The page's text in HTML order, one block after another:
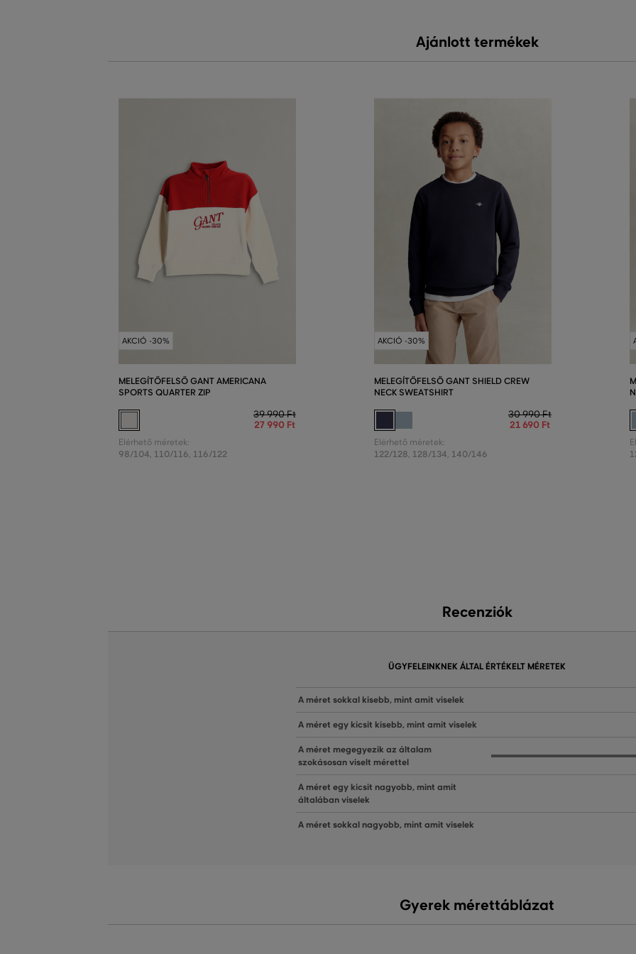
Ajánlott termékek
AKCIÓ -30%
MELEGÍTŐFELSŐ GANT AMERICANA
SPORTS QUARTER ZIP
39 990 Ft
27 990 Ft
Elérhető méretek:
98/104, 110/116, 116/122
AKCIÓ -30%
MELEGÍTŐFELSŐ GANT SHIELD CREW
NECK SWEATSHIRT
30 990 Ft
21 690 Ft
Elérhető méretek:
122/128, 128/134, 140/146
Recenziók
ÜGYFELEINKNEK ÁLTAL ÉRTÉKELT MÉRETEK
A méret sokkal kisebb, mint amit viselek
A méret egy kicsit kisebb, mint amit viselek
A méret megegyezik az általam
szokásosan viselt mérettel
A méret egy kicsit nagyobb, mint amit
általában viselek
A méret sokkal nagyobb, mint amit viselek
Gyerek mérettáblázat